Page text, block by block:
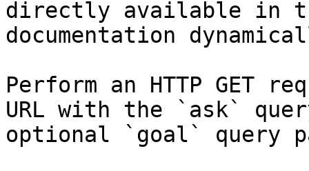
directly available in
documentation
Perform an HTTP GET
URL with the `ask`
optional `goal` query